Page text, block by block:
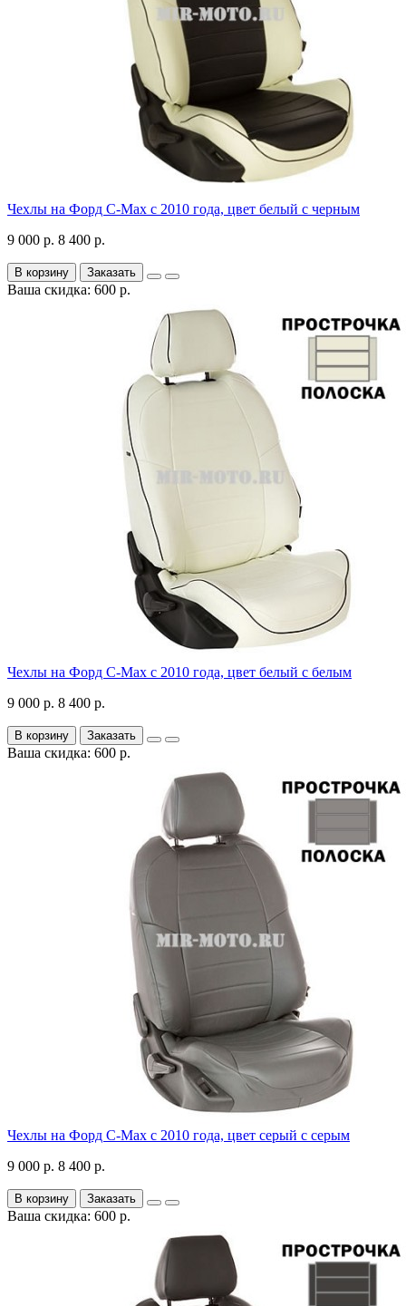
Чехлы на Форд C-Max с 2010 года, цвет белый с черным
9 000 р. 8 400 р.
В корзину Заказать
Ваша скидка: 600 р.
Чехлы на Форд C-Max с 2010 года, цвет белый с белым
9 000 р. 8 400 р.
В корзину Заказать
Ваша скидка: 600 р.
Чехлы на Форд C-Max с 2010 года, цвет серый с серым
9 000 р. 8 400 р.
В корзину Заказать
Ваша скидка: 600 р.